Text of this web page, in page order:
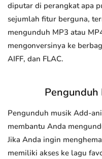
diputar di perangkat apa
sejumlah fitur berguna,
mengunduh MP3 atau
mengonversinya ke
AIFF, dan FLAC.
Pengunduh musik Add-
membantu Anda
Jika Anda ingin
memiliki akses ke lagu